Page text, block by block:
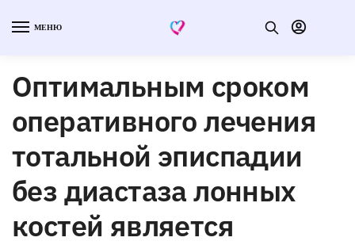
МЕНЮ
Оптимальным сроком
оперативного лечения
тотальной эписпадии
без диастаза лонных
костей является